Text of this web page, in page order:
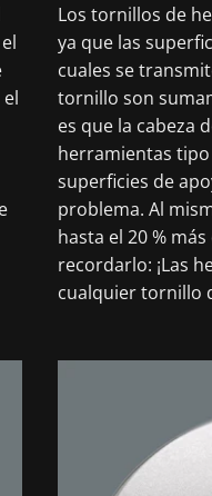
Los tornillos de
ya que las
cuales se
tornillo son
es que la cabeza
herramientas
superficies de
problema. Al
hasta el 20 %
recordarlo: ¡Las
cualquier tornillo